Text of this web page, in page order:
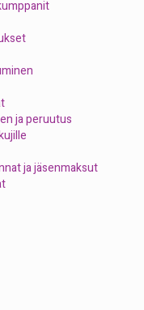
ja peruutus
ja jäsenmaksut